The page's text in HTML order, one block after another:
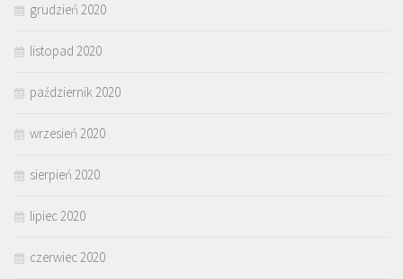
grudzień 2020
listopad 2020
październik 2020
wrzesień 2020
sierpień 2020
lipiec 2020
czerwiec 2020